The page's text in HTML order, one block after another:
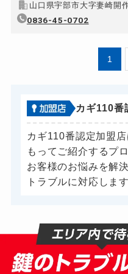
山口県宇部市大字妻崎開
0836-45-0702
1
カギ110番
カギ110番認定加盟
もってご紹介するプ
お客様のお悩みを解
トラブルに対応します